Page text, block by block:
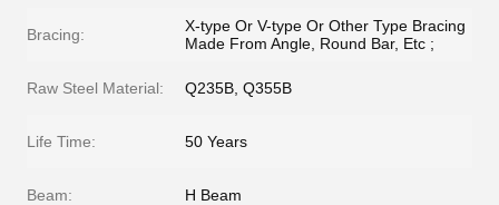
Bracing:
X-type Or V-type Or Other Type Bracing
Made From Angle, Round Bar, Etc ;
Raw Steel Material: Q235B, Q355B
Life Time: 50 Years
Beam: H Beam